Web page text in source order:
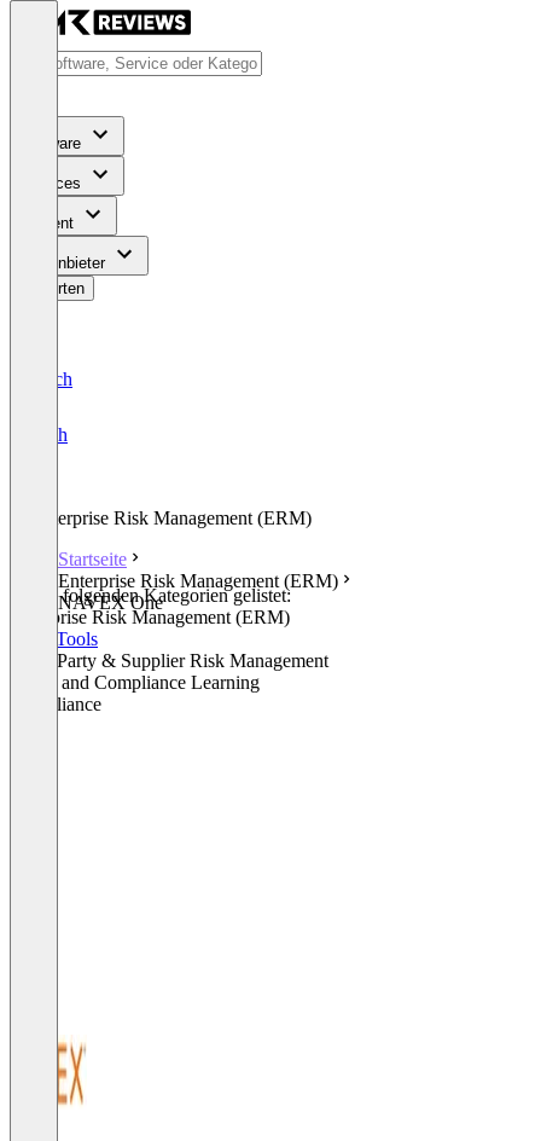
Software
Services
Content
Für Anbieter
Bewerten
Deutsch
English
Enterprise Risk Management (ERM)
Startseite
Enterprise Risk Management (ERM)
NAVEX One
In den folgenden Kategorien gelistet:
Enterprise Risk Management (ERM)
GRC Tools
Third Party & Supplier Risk Management
Ethics and Compliance Learning
Compliance